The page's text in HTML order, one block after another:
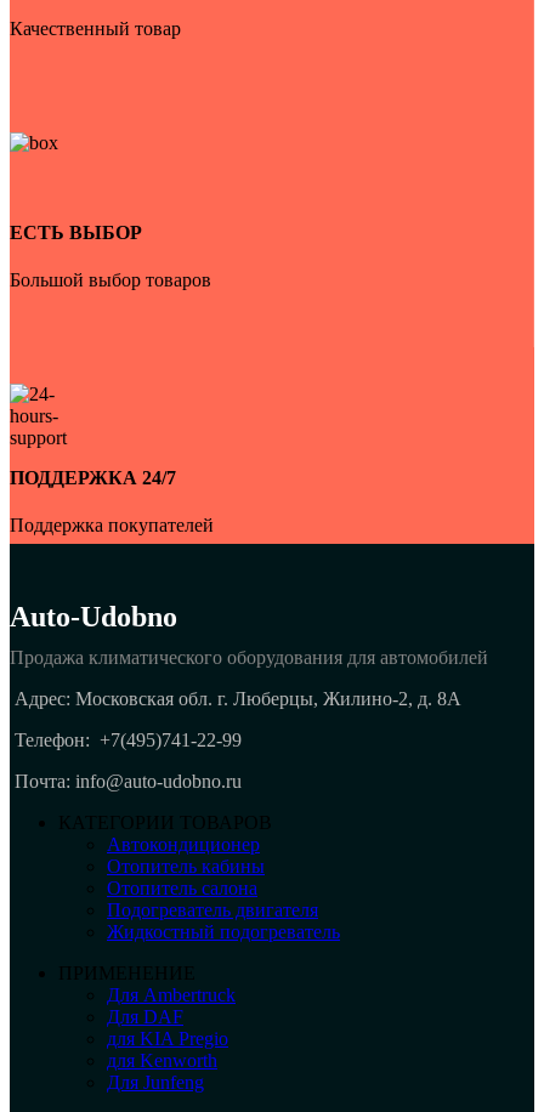
Качественный товар
ЕСТЬ ВЫБОР
Большой выбор товаров
ПОДДЕРЖКА 24/7
Поддержка покупателей
Auto-Udobno
Продажа климатического оборудования для автомобилей
Адрес: Московская обл. г. Люберцы, Жилино-2, д. 8A
Телефон: +7(495)741-22-99
Почта: info@auto-udobno.ru
КАТЕГОРИИ ТОВАРОВ
Автокондиционер
Отопитель кабины
Отопитель салона
Подогреватель двигателя
Жидкостный подогреватель
ПРИМЕНЕНИЕ
Для Ambertruck
Для DAF
для KIA Pregio
для Kenworth
Для Junfeng